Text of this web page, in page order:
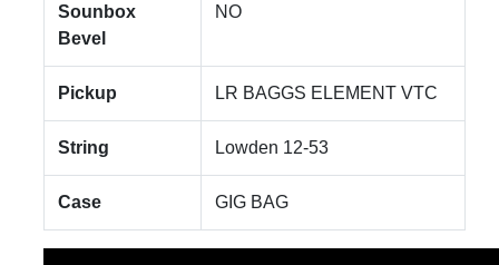
Sounbox
Bevel
NO
Pickup LR BAGGS ELEMENT VTC
String Lowden 12-53
Case GIG BAG